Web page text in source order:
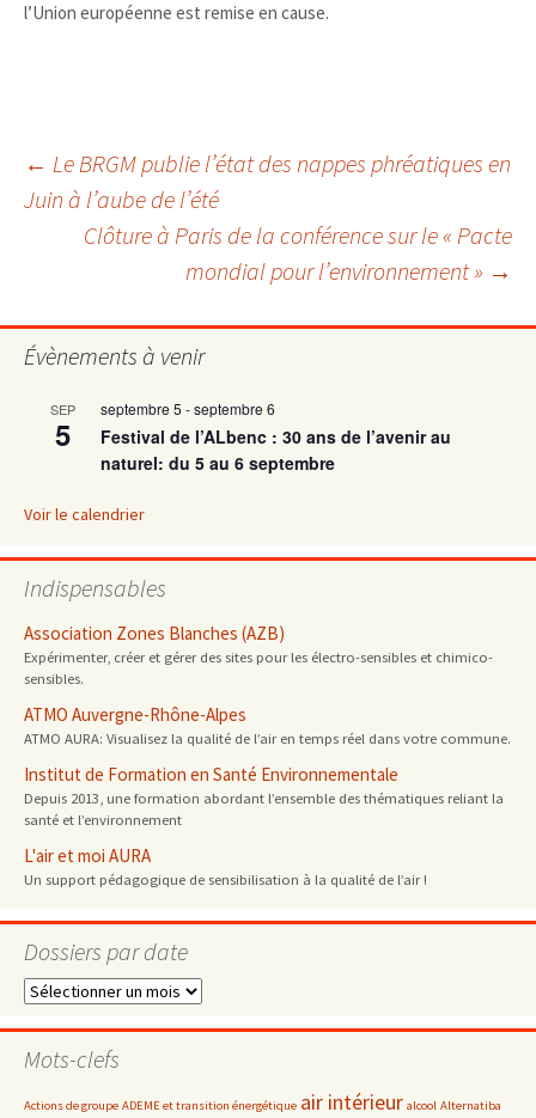
l’Union européenne est remise en cause.
Navigation
des
articles
← Le BRGM publie l’état des nappes phréatiques en
Juin à l’aube de l’été
Clôture à Paris de la conférence sur le « Pacte
mondial pour l’environnement » →
Évènements à venir
SEP
5
septembre 5 -septembre 6
Festival de l’ALbenc : 30 ans de l’avenir au
naturel: du 5 au 6 septembre
Voir le calendrier
Indispensables
Association Zones Blanches (AZB)
Expérimenter, créer et gérer des sites pour les électro-sensibles et chimico-
sensibles.
ATMO Auvergne-Rhône-Alpes
ATMO AURA: Visualisez la qualité de l’air en temps réel dans votre commune.
Institut de Formation en Santé Environnementale
Depuis 2013, une formation abordant l’ensemble des thématiques reliant la
santé et l’environnement
L'air et moi AURA
Un support pédagogique de sensibilisation à la qualité de l’air !
Dossiers par date
Dossiers
date
Mots-clefs
Actions de groupe ADEME et transition énergétique air intérieur alcool Alternatiba